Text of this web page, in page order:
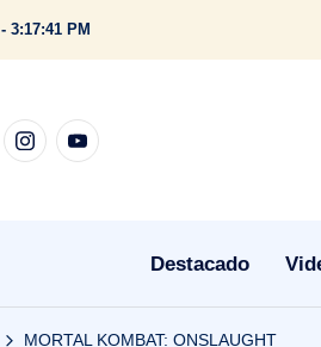
- 3:17:42 PM
instagram.com
youtube.com
Destacado
MORTAL KOMBAT: ONSLAUGHT